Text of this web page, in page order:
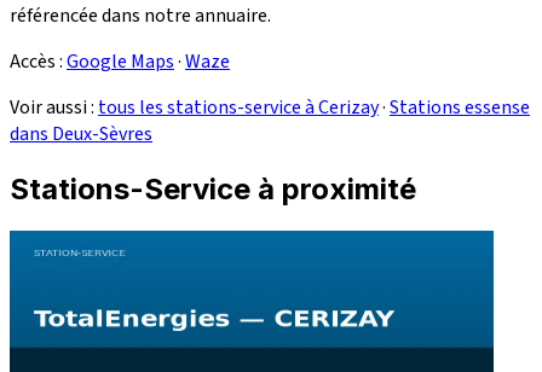
référencée dans notre annuaire.
Accès :Google Maps·Waze
Voir aussi : tous les stations-service à Cerizay·Stations essense
dans Deux-Sèvres
Stations-Service à proximité